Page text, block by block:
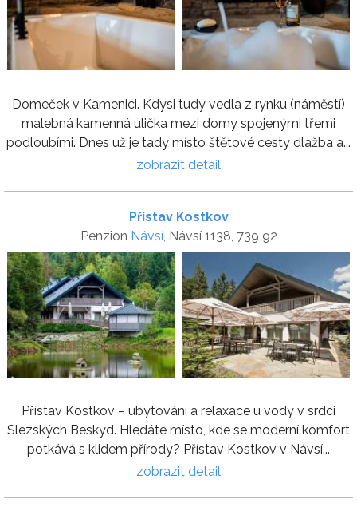
Domeček v Kamenici. Kdysi tudy vedla z rynku (náměstí)
malebná kamenná ulička mezi domy spojenými třemi
podloubími. Dnes už je tady místo štětové cesty dlažba a...
zobrazit detail
Přístav Kostkov
Penzion Návsí, Návsí 1138, 739 92
Přístav Kostkov – ubytování a relaxace u vody v srdci
Slezských Beskyd. Hledáte místo, kde se moderní komfort
potkává s klidem přírody? Přístav Kostkov v Návsí...
zobrazit detail